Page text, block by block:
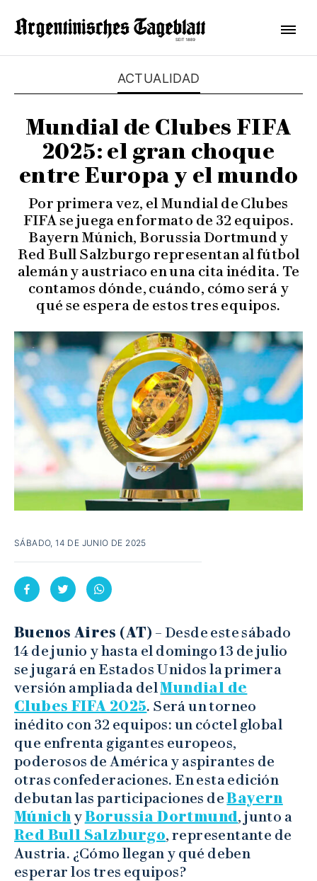
ACTUALIDAD
Mundial de Clubes FIFA
2025: el gran choque
entre Europa y el mundo
Por primera vez, el Mundial de Clubes
FIFA se juega en formato de 32 equipos.
Bayern Múnich, Borussia Dortmund y
Red Bull Salzburgo representan al fútbol
alemán y austriaco en una cita inédita. Te
contamos dónde, cuándo, cómo será y
qué se espera de estos tres equipos.
SÁBADO, 14 DE JUNIO DE 2025
Buenos Aires (AT) – Desde este sábado
14 de junio y hasta el domingo 13 de julio
se jugará en Estados Unidos la primera
versión ampliada delMundial de
Clubes FIFA 2025. Será un torneo
inédito con 32 equipos: un cóctel global
que enfrenta gigantes europeos,
poderosos de América y aspirantes de
otras confederaciones. En esta edición
debutan las participaciones deBayern
Múnich yBorussia Dortmund, junto a
Red Bull Salzburgo, representante de
Austria. ¿Cómo llegan y qué deben
esperar los tres equipos?